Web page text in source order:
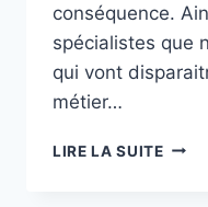
conséquence.
spécialistes que
qui vont
métier…
LIRE LA SUITE